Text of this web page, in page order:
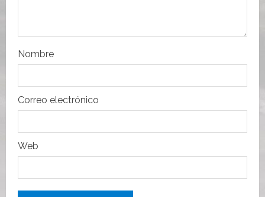
r
a
d
a
s
Nombre
Correo electrónico
Web